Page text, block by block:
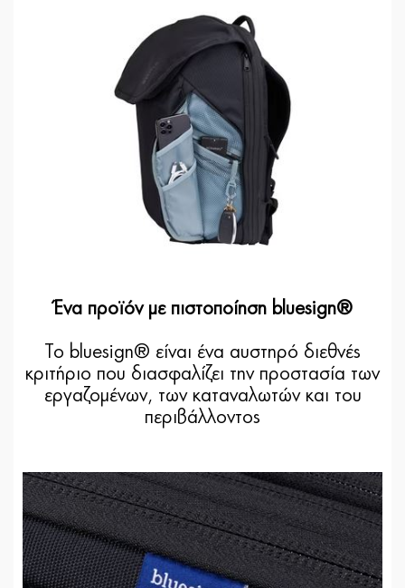
Ένα προϊόν με πιστοποίηση bluesign®
Το bluesign® είναι ένα αυστηρό διεθνές
κριτήριο που διασφαλίζει την προστασία των
εργαζομένων, των καταναλωτών και του
περιβάλλοντος